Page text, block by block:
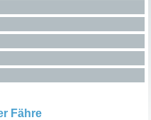
Fähre